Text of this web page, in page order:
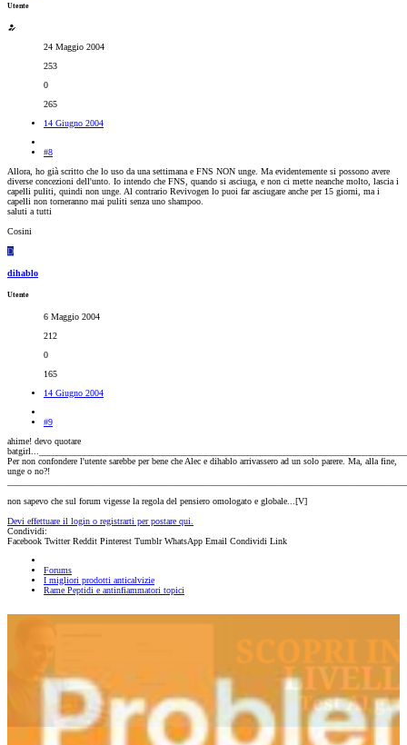
Utente
24 Maggio 2004
253
0
265
14 Giugno 2004
#8
Allora, ho già scritto che lo uso da una settimana e FNS NON unge. Ma evidentemente si possono avere
diverse concezioni dell'unto. Io intendo che FNS, quando si asciuga, e non ci mette neanche molto, lascia i
capelli puliti, quindi non unge. Al contrario Revivogen lo puoi far asciugare anche per 15 giorni, ma i
capelli non torneranno mai puliti senza uno shampoo.
saluti a tutti
Cosini
D
dihablo
Utente
6 Maggio 2004
212
0
165
14 Giugno 2004
#9
ahime! devo quotare
Per non confondere l'utente sarebbe per bene che Alec e dihablo arrivassero ad un solo parere. Ma, alla fine,
unge o no?!
non sapevo che sul forum vigesse la regola del pensiero omologato e globale...[V]
Devi effettuare il login o registrarti per postare qui.
Condividi:
Facebook Twitter Reddit Pinterest Tumblr WhatsApp Email Condividi Link
Forums
I migliori prodotti anticalvizie
Rame Peptidi e antinfiammatori topici